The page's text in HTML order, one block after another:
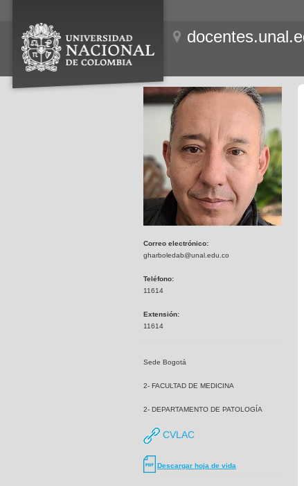
Correo electrónico:
gharboledab@unal.edu.co
Teléfono:
11614
Extensión:
11614
Sede Bogotá
2- FACULTAD DE MEDICINA
2- DEPARTAMENTO DE PATOLOGÍA
CVLAC
Descargar hoja de vida